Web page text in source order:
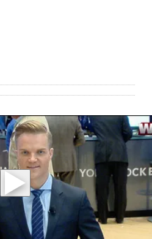
dieses Videos werden
übertragen.
in derDatenschutzerklärung